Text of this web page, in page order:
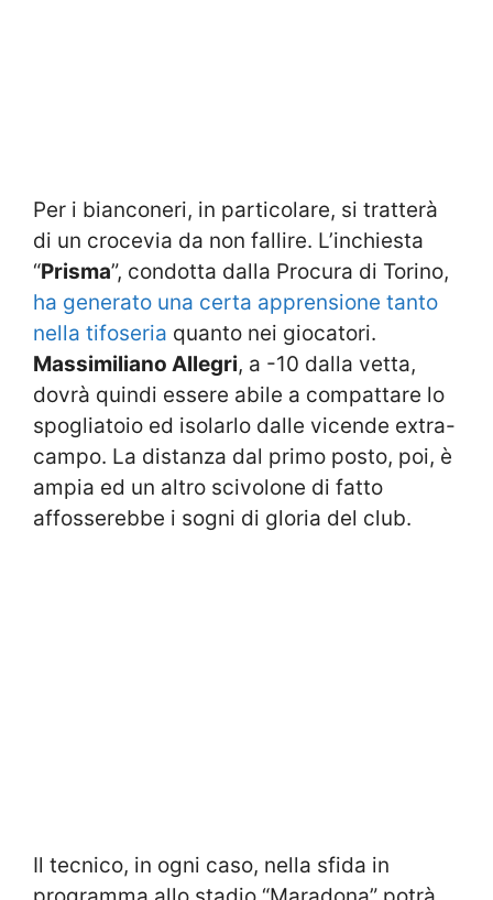
Per i bianconeri, in particolare, si tratterà
di un crocevia da non fallire. L’inchiesta
“Prisma”, condotta dalla Procura di Torino,
ha generato una certa apprensione tanto
nella tifoseria quanto nei giocatori.
Massimiliano Allegri, a -10 dalla vetta,
dovrà quindi essere abile a compattare lo
spogliatoio ed isolarlo dalle vicende extra-
campo. La distanza dal primo posto, poi, è
ampia ed un altro scivolone di fatto
affosserebbe i sogni di gloria del club.
Il tecnico, in ogni caso, nella sfida in